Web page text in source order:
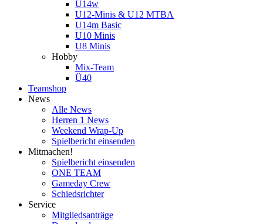
U14w
U12-Minis & U12 MTBA
U14m Basic
U10 Minis
U8 Minis
Hobby
Mix-Team
Ü40
Teamshop
News
Alle News
Herren 1 News
Weekend Wrap-Up
Spielbericht einsenden
Mitmachen!
Spielbericht einsenden
ONE TEAM
Gameday Crew
Schiedsrichter
Service
Mitgliedsanträge